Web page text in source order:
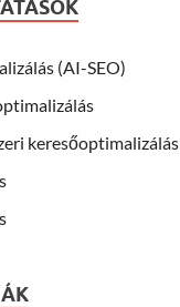
(AI-SEO)
keresőoptimalizálás